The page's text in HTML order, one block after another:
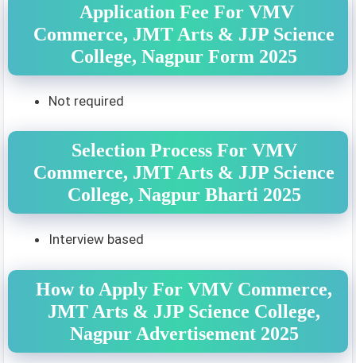
Application Fee For VMV
Commerce, JMT Arts & JJP Science
College, Nagpur Form 2025
Not required
Selection Process For VMV
Commerce, JMT Arts & JJP Science
College, Nagpur Bharti 2025
Interview based
How to Apply For VMV Commerce,
JMT Arts & JJP Science College,
Nagpur Advertisement 2025